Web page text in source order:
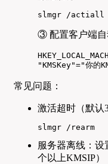
slmgr /actiall
③ 配置客户端自
"KMSKey"="你的
常见问题：
激活超时（默认
slmgr /rearm
服务器离线：设
个以上KMSIP）